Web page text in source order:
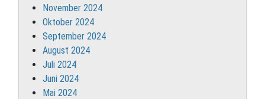
November 2024
Oktober 2024
September 2024
August 2024
Juli 2024
Juni 2024
Mai 2024